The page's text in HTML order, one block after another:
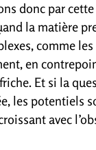
donc par
la matière
comme
en
Et si la
les potentiels
avec